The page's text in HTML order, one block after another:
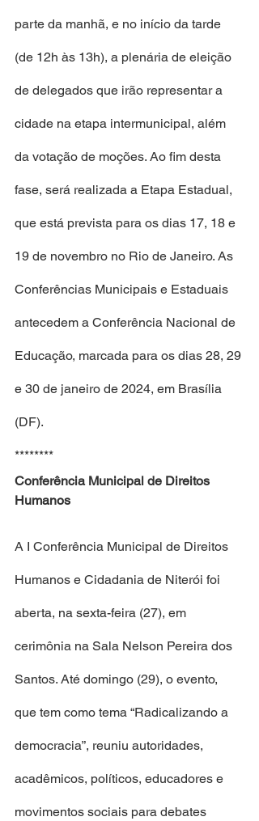
parte da manhã, e no início da tarde
(de 12h às 13h), a plenária de eleição
de delegados que irão representar a
cidade na etapa intermunicipal, além
da votação de moções. Ao fim desta
fase, será realizada a Etapa Estadual,
que está prevista para os dias 17, 18 e
19 de novembro no Rio de Janeiro. As
Conferências Municipais e Estaduais
antecedem a Conferência Nacional de
Educação, marcada para os dias 28, 29
e 30 de janeiro de 2024, em Brasília
(DF).
********
Conferência Municipal de Direitos
Humanos
A I Conferência Municipal de Direitos
Humanos e Cidadania de Niterói foi
aberta, na sexta-feira (27), em
cerimônia na Sala Nelson Pereira dos
Santos. Até domingo (29), o evento,
que tem como tema “Radicalizando a
democracia”, reuniu autoridades,
acadêmicos, políticos, educadores e
movimentos sociais para debates